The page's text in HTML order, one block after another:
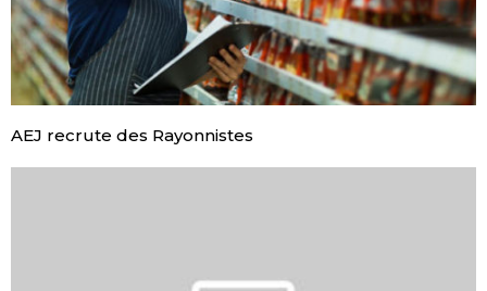
AEJ recrute des Rayonnistes